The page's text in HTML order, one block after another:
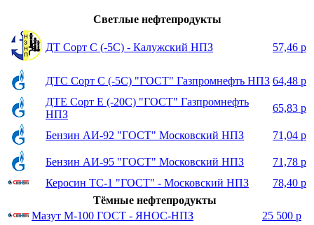
Светлые нефтепродукты
ДТ Сорт С (-5С) - Калужский НПЗ 57,46 р
ДТС Сорт С (-5С) "ГОСТ" Газпромнефть НПЗ 64,48 р
ДТЕ Сорт Е (-20С) "ГОСТ" Газпромнефть
НПЗ
65,83 р
Бензин АИ-92 "ГОСТ" Московский НПЗ 71,04 р
Бензин АИ-95 "ГОСТ" Московский НПЗ
71,78 р
Керосин ТС-1 "ГОСТ" - Московский НПЗ
78,40 р
Тёмные нефтепродукты
Мазут М-100 ГОСТ - ЯНОС-НПЗ
25 500 р